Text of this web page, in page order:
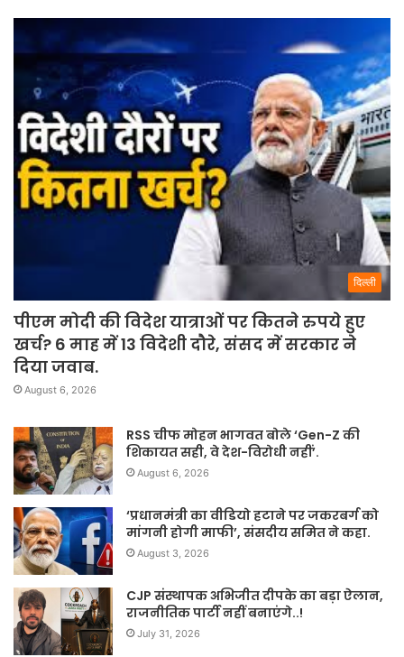
दिल्ली
पीएम मोदी की विदेश यात्राओं पर कितने रुपये हुए
खर्च? 6 माह में 13 विदेशी दौरे, संसद में सरकार ने
दिया जवाब.
August 6, 2026
RSS चीफ मोहन भागवत बोले ‘Gen-Z की
शिकायत सही, वे देश-विरोधी नहीं’.
August 6, 2026
‘प्रधानमंत्री का वीडियो हटाने पर जकरबर्ग को
मांगनी होगी माफी’, संसदीय समित ने कहा.
August 3, 2026
CJP संस्थापक अभिजीत दीपके का बड़ा ऐलान,
राजनीतिक पार्टी नहीं बनाएंगे..!
July 31, 2026